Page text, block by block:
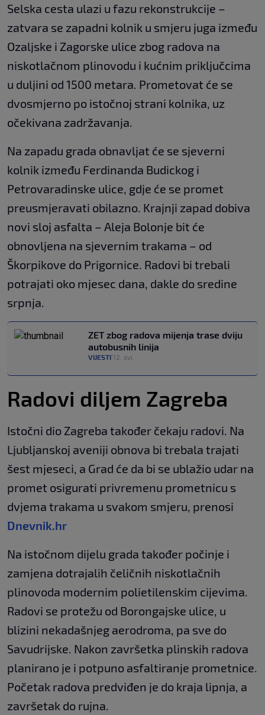
Selska cesta ulazi u fazu rekonstrukcije –
zatvara se zapadni kolnik u smjeru juga između
Ozaljske i Zagorske ulice zbog radova na
niskotlačnom plinovodu i kućnim priključcima
u duljini od 1500 metara. Prometovat će se
dvosmjerno po istočnoj strani kolnika, uz
očekivana zadržavanja.
Na zapadu grada obnavljat će se sjeverni
kolnik između Ferdinanda Budickog i
Petrovaradinske ulice, gdje će se promet
preusmjeravati obilazno. Krajnji zapad dobiva
novi sloj asfalta – Aleja Bolonje bit će
obnovljena na sjevernim trakama – od
Škorpikove do Prigornice. Radovi bi trebali
potrajati oko mjesec dana, dakle do sredine
srpnja.
ZET zbog radova mijenja trase dviju
autobusnih linija
VIJESTI 12. svi.
Radovi diljem Zagreba
Istočni dio Zagreba također čekaju radovi. Na
Ljubljanskoj aveniji obnova bi trebala trajati
šest mjeseci, a Grad će da bi se ublažio udar na
promet osigurati privremenu prometnicu s
dvjema trakama u svakom smjeru, prenosi
Dnevnik.hr
Na istočnom dijelu grada također počinje i
zamjena dotrajalih čeličnih niskotlačnih
plinovoda modernim polietilenskim cijevima.
Radovi se protežu od Borongajske ulice, u
blizini nekadašnjeg aerodroma, pa sve do
Savudrijske. Nakon završetka plinskih radova
planirano je i potpuno asfaltiranje prometnice.
Početak radova predviđen je do kraja lipnja, a
završetak do rujna.